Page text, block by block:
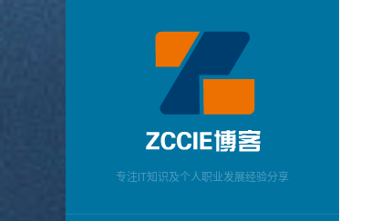
专注IT知识及个人职业发展经验分享